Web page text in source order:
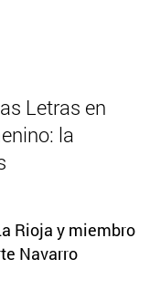
Letras en
la
Rioja y miembro
Navarro